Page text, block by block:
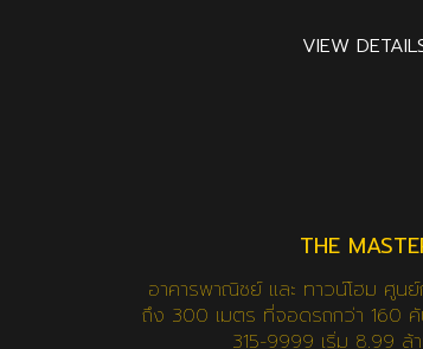
VIEW
THE
อาคารพาณิชย์ และ ทาวน์โฮม ศูน
ถึง 300 เมตร ที่จอดรถกว่า 160
315-9999 เริ่ม 8.99